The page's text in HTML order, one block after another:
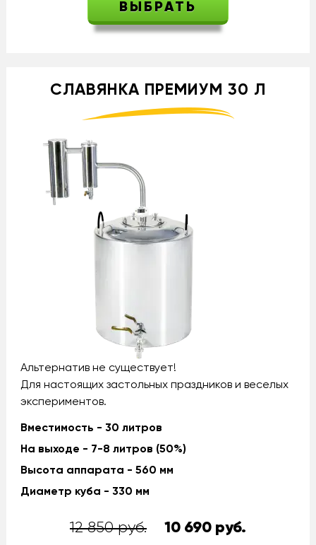
ВЫБРАТЬ
СЛАВЯНКА ПРЕМИУМ 30 Л
Альтернатив не существует!
Для настоящих застольных праздников и веселых
экспериментов.
Вместимость - 30 литров
На выходе - 7-8 литров (50%)
Высота аппарата - 560 мм
Диаметр куба - 330 мм
12 850 руб. 10 690руб.